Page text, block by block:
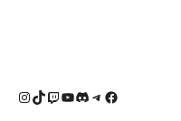
Instagram
TikTok
Twitch
YouTube
Discord
Telegram
Facebook